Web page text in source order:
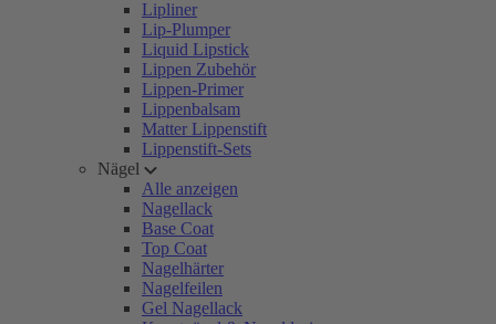
Lipliner
Lip-Plumper
Liquid Lipstick
Lippen Zubehör
Lippen-Primer
Lippenbalsam
Matter Lippenstift
Lippenstift-Sets
Nägel
Alle anzeigen
Nagellack
Base Coat
Top Coat
Nagelhärter
Nagelfeilen
Gel Nagellack